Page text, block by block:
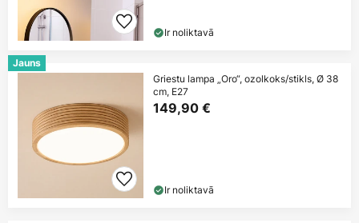
Ir noliktavā
Jauns
Griestu lampa „Oro“, ozolkoks/stikls, Ø 38
cm, E27
149,90 €
Ir noliktavā